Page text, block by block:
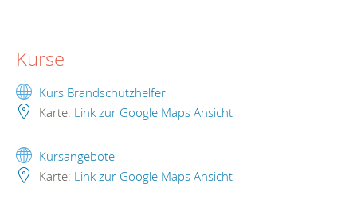
Kurse
Kurs Brandschutzhelfer
Karte: Link zur Google Maps Ansicht
Kursangebote
Karte: Link zur Google Maps Ansicht